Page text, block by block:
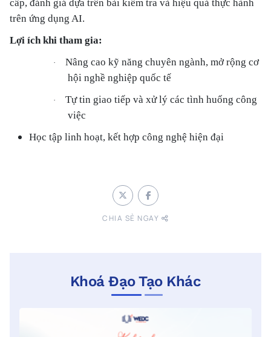
cấp, đánh giá dựa trên bài kiểm tra và hiệu quả thực hành
trên ứng dụng AI.
Lợi ích khi tham gia:
·
Nâng cao kỹ năng chuyên ngành, mở rộng cơ
hội nghề nghiệp quốc tế
·
Tự tin giao tiếp và xử lý các tình huống công
việc
Học tập linh hoạt, kết hợp công nghệ hiện đại
CHIA SẺ NGAY
Khoá Đạo Tạo Khác